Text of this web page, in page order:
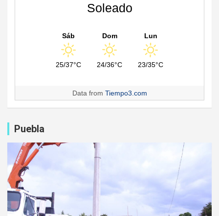
Soleado
Sáb
25/37°C
Dom
24/36°C
Lun
23/35°C
Data from Tiempo3.com
Puebla